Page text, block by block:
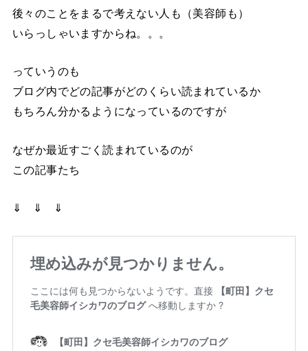
後々のことをまるで考えない人も（美容師も）
いらっしゃいますからね。。。
っていうのも
ブログ内でどの記事がどのくらい読まれているか
もちろん分かるようになっているのですが
なぜか最近すごく読まれているのが
この記事たち
⇓ ⇓ ⇓